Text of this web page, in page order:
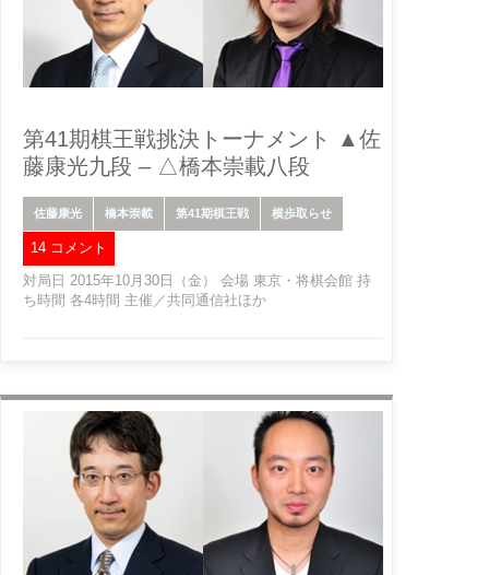
第41期棋王戦挑決トーナメント ▲佐
藤康光九段 – △橋本崇載八段
佐藤康光 橋本崇載 第41期棋王戦 横歩取らせ
14 コメント
対局日 2015年10月30日（金） 会場 東京・将棋会館 持
ち時間 各4時間 主催／共同通信社ほか